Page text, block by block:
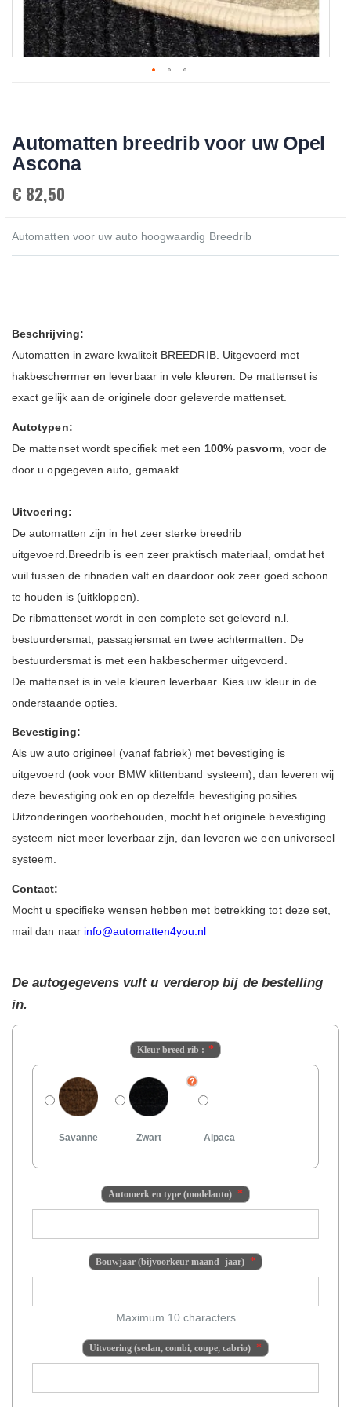
of
the
images
Automatten breedrib voor uw Opel
Ascona
€ 82,50
Automatten voor uw auto hoogwaardig Breedrib
Beschrijving:
Automatten in zware kwaliteit BREEDRIB. Uitgevoerd met
hakbeschermer en leverbaar in vele kleuren. De mattenset is
exact gelijk aan de originele door geleverde mattenset.
Autotypen:
De mattenset wordt specifiek met een 100% pasvorm , voor de
door u opgegeven auto, gemaakt.
Uitvoering:
De automatten zijn in het zeer sterke breedrib
uitgevoerd.Breedrib is een zeer praktisch materiaal, omdat het
vuil tussen de ribnaden valt en daardoor ook zeer goed schoon
te houden is (uitkloppen).
De ribmattenset wordt in een complete set geleverd n.l.
bestuurdersmat, passagiersmat en twee achtermatten. De
bestuurdersmat is met een hakbeschermer uitgevoerd.
De mattenset is in vele kleuren leverbaar. Kies uw kleur in de
onderstaande opties.
Bevestiging:
Als uw auto origineel (vanaf fabriek) met bevestiging is
uitgevoerd (ook voor BMW klittenband systeem), dan leveren wij
deze bevestiging ook en op dezelfde bevestiging posities.
Uitzonderingen voorbehouden, mocht het originele bevestiging
systeem niet meer leverbaar zijn, dan leveren we een universeel
systeem.
Contact:
Mocht u specifieke wensen hebben met betrekking tot deze set,
mail dan naar info@automatten4you.nl
De autogegevens vult u verderop bij de bestelling
in.
Kleur breed rib :
Savanne Zwart Alpaca
Automerk en type (modelauto)
Bouwjaar (bijvoorkeur maand -jaar)
Maximum 10 characters
Uitvoering (sedan, combi, coupe, cabrio)